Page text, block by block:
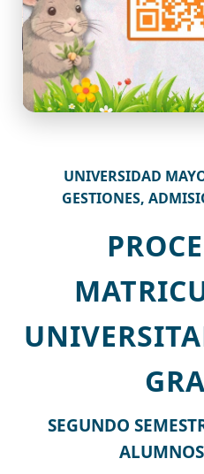
UNIVERSIDAD
GESTIONES,
SEGUNDO